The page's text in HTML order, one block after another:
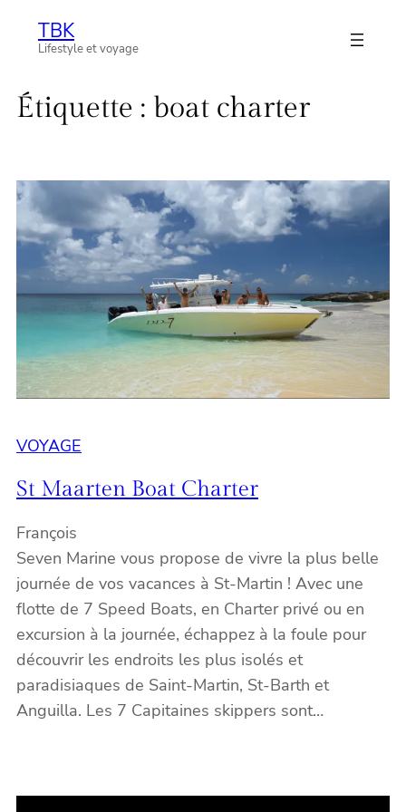
AllerTBK
Lifestyle et voyage
Étiquette : boat charter
VOYAGE
St Maarten Boat Charter
François
Seven Marine vous propose de vivre la plus belle
journée de vos vacances à St-Martin ! Avec une
flotte de 7 Speed Boats, en Charter privé ou en
excursion à la journée, échappez à la foule pour
découvrir les endroits les plus isolés et
paradisiaques de Saint-Martin, St-Barth et
Anguilla. Les 7 Capitaines skippers sont…